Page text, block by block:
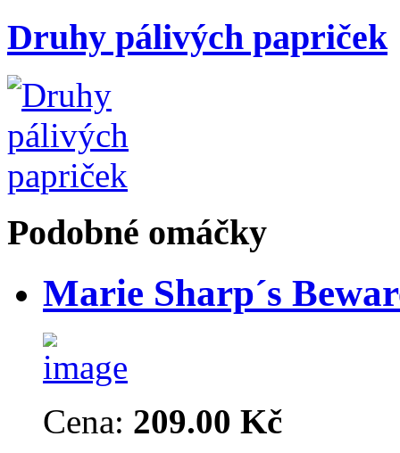
Druhy pálivých papriček
Podobné omáčky
Marie Sharp´s
Cena: 209.00 Kč